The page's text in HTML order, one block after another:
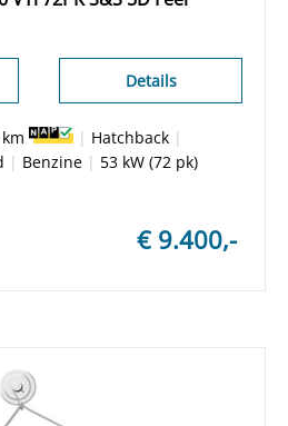
Details
| Hatchback |
| Benzine| 53 kW (72 pk)
€ 9.400,-